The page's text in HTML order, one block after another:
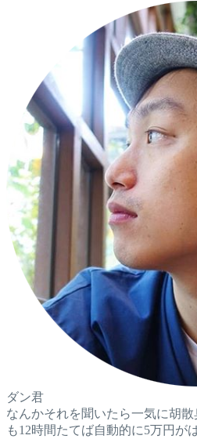
ダン君
なんかそれを聞いたら一気に胡
も12時間たてば自動的に5万円が